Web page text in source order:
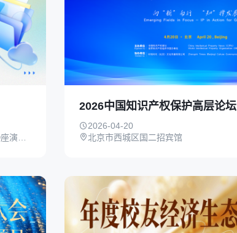
2026中国知识产权保护高层论坛
2026-04-20
北京市西城区国二招宾馆